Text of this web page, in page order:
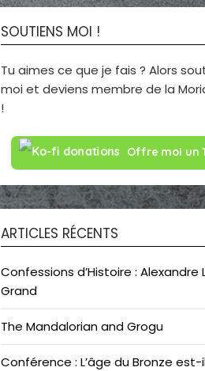
SOUTIENS MOI !
Tu aimes ce que je fais ? Alors
moi et deviens membre de la
!
Offre moi un
ARTICLES RÉCENTS
Confessions d’Histoire : Alexandre
Grand
The Mandalorian and Grogu
Conférence : L’âge du Bronze est-